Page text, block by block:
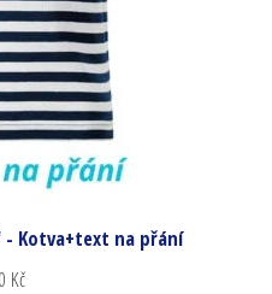
Kotva+text na přání
Kč